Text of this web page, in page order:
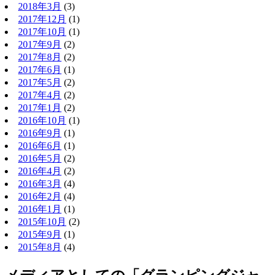
2018年3月 (3)
2017年12月 (1)
2017年10月 (1)
2017年9月 (2)
2017年8月 (2)
2017年6月 (1)
2017年5月 (2)
2017年4月 (2)
2017年1月 (2)
2016年10月 (1)
2016年9月 (1)
2016年6月 (1)
2016年5月 (2)
2016年4月 (2)
2016年3月 (4)
2016年2月 (4)
2016年1月 (1)
2015年10月 (2)
2015年9月 (1)
2015年8月 (4)